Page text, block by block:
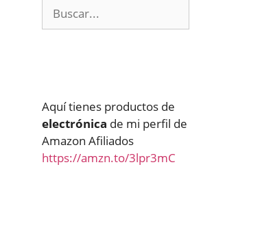
Aquí tienes productos de
electrónica de mi perfil de
Amazon Afiliados
https://amzn.to/3lpr3mC